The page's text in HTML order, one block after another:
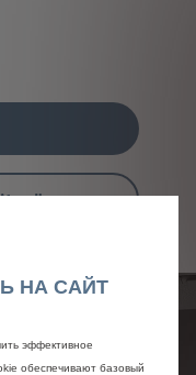
НА САЙТ
эффективное
обеспечивают базовый